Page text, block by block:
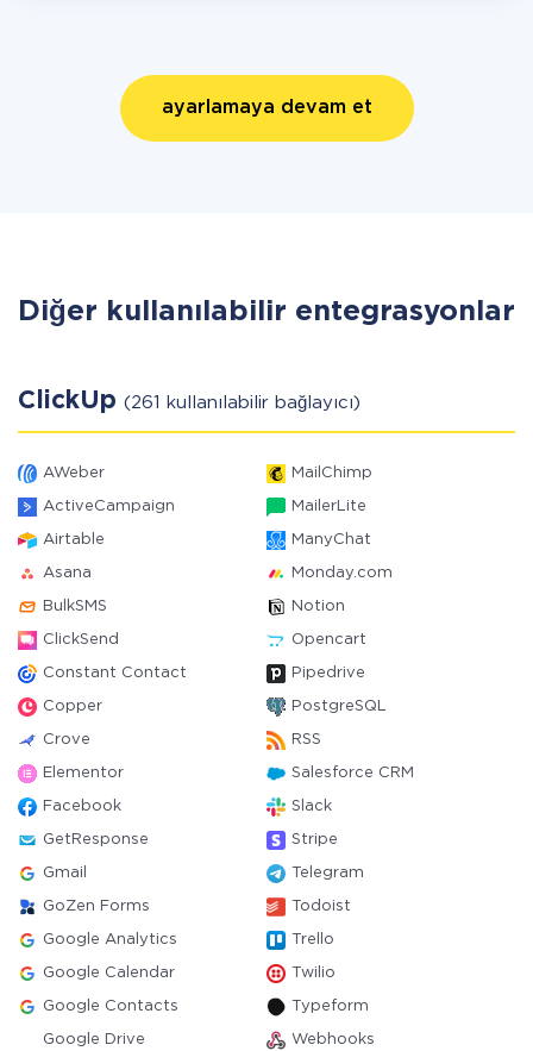
ayarlamaya devam et
Diğer kullanılabilir entegrasyonlar
ClickUp (261 kullanılabilir bağlayıcı)
AWeber MailChimp
ActiveCampaign MailerLite
Airtable ManyChat
Asana Monday.com
BulkSMS Notion
ClickSend Opencart
Constant Contact Pipedrive
Copper PostgreSQL
Crove RSS
Elementor Salesforce CRM
Facebook Slack
GetResponse Stripe
Gmail Telegram
GoZen Forms Todoist
Google Analytics Trello
Google Calendar Twilio
Google Contacts Typeform
Google Drive Webhooks